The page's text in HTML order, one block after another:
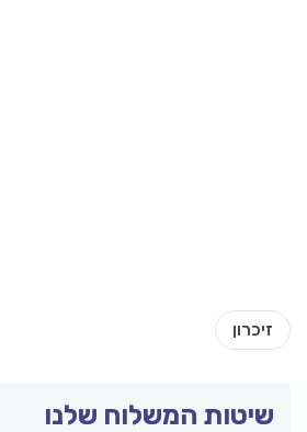
שיטות המשלוח שלנו